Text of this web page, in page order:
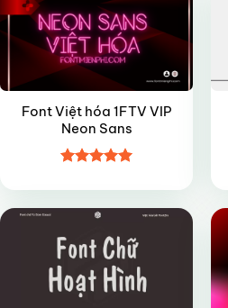
Font Việt hóa 1FTV VIP
Neon Sans
hạng55
sao